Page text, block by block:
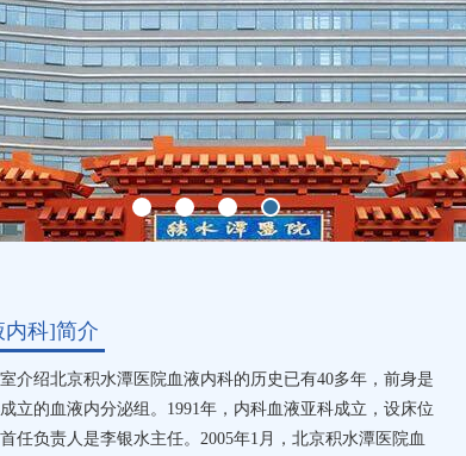
内科]简介
介绍北京积水潭医院血液内科的历史已有40多年，前身是
成立的血液内分泌组。1991年，内科血液亚科成立，设床位
任负责人是李银水主任。2005年1月，北京积水潭医院血